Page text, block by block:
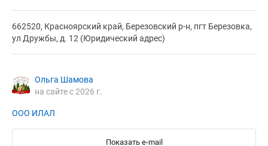
662520, Красноярский край, Березовский р-н, пгт Березовка,
ул Дружбы, д. 12 (Юридический адрес)
Ольга Шамова
на сайте с 2026 г.
ООО ИЛАЛ
Показать e-mail